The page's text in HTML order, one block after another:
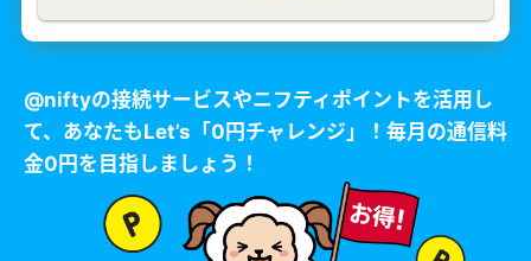
@niftyの接続サービスやニフティポイントを活用し
て、 あなたもLet’s「0円チャレンジ」！ 毎月の通信料
金0円を目指しましょう！